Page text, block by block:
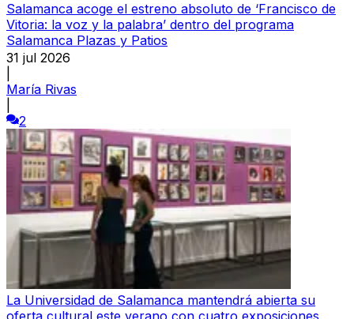
Salamanca acoge el estreno absoluto de ‘Francisco de
Vitoria: la voz y la palabra’ dentro del programa
Salamanca Plazas y Patios
31 jul 2026
María Rivas
2
La Universidad de Salamanca mantendrá abierta su
oferta cultural este verano con cuatro exposiciones